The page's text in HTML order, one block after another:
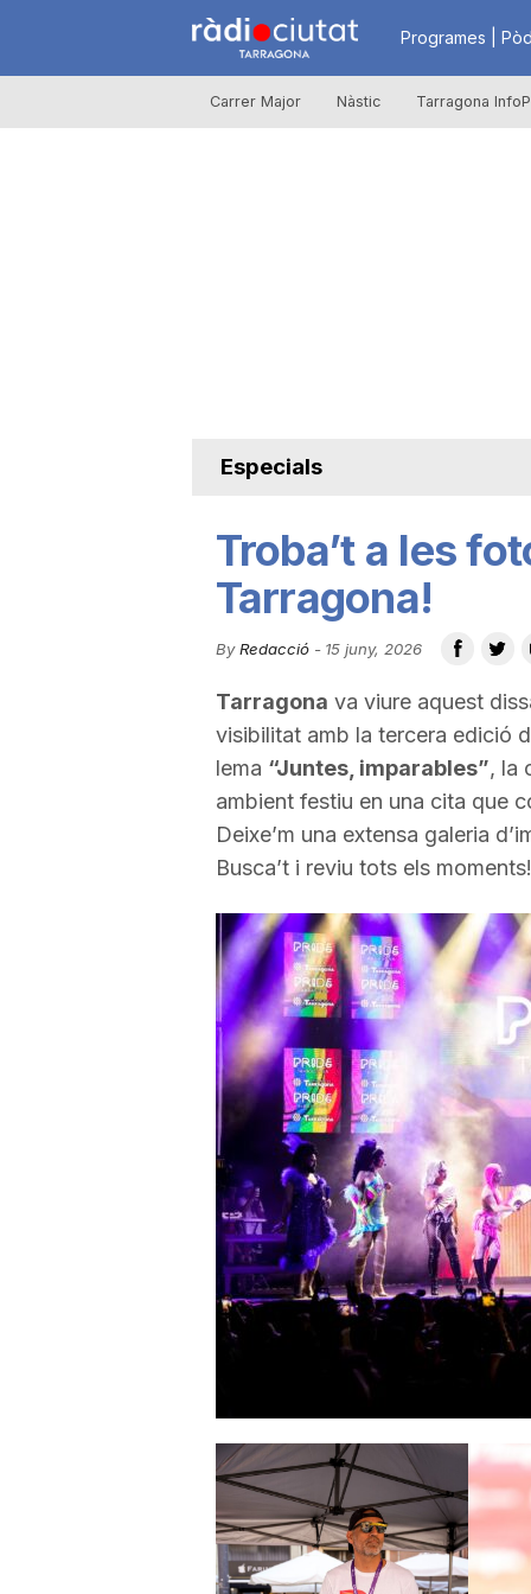
R
à
t
t
d
e
T
a
r
r
o
n
Programes |
Carrer Major Nàstic Tarragona
Especials
Troba’t a les
Tarragona!
By Redacció- 15 juny, 2026
Tarragona va viure aquest
visibilitat amb la tercera edició
lema “Juntes, imparables”, la
ambient festiu en una cita que
Deixe’m una extensa galeria
Busca’t i reviu tots els moments!